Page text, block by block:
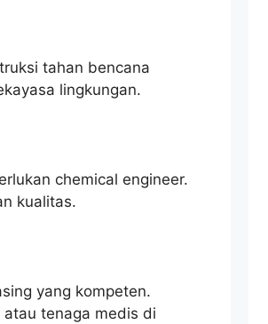
tahan bencana
lingkungan.
chemical engineer.
kualitas.
yang kompeten.
tenaga medis di